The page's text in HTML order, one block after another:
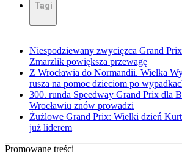
Tagi
Niespodziewany zwycięzca Grand
Zmarzlik powiększa przewagę
Z Wrocławia do Normandii. Wielka
rusza na pomoc dzieciom po
300. runda Speedway Grand Prix dla
Wrocławiu znów prowadzi
Żużlowe Grand Prix: Wielki dzień
już liderem
Promowane treści